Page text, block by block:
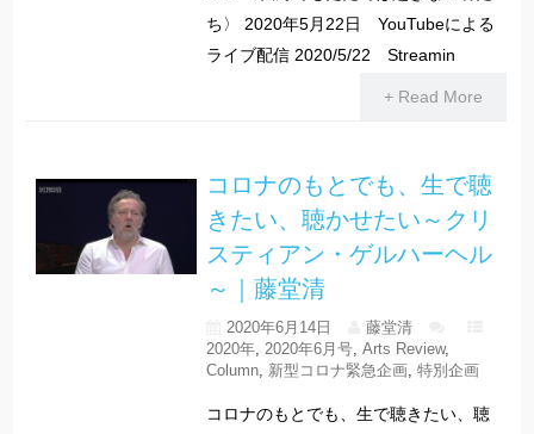
ち〉 2020年5月22日 YouTubeによる
ライブ配信 2020/5/22 Streamin
+ Read More
コロナのもとでも、生で聴
きたい、聴かせたい～クリ
スティアン・ゲルハーヘル
～｜藤堂清
2020年6月14日
藤堂清
2020年, 2020年6月号, Arts Review,
Column, 新型コロナ緊急企画, 特別企画
コロナのもとでも、生で聴きたい、聴